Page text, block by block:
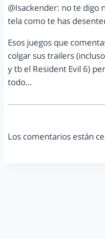
@Isackender: no te digo
tela como te has
Esos juegos que
colgar sus trailers
y tb el Resident Evil 6)
todo…
Los comentarios están